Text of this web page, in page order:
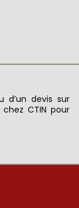
d’un devis sur
CTIN pour